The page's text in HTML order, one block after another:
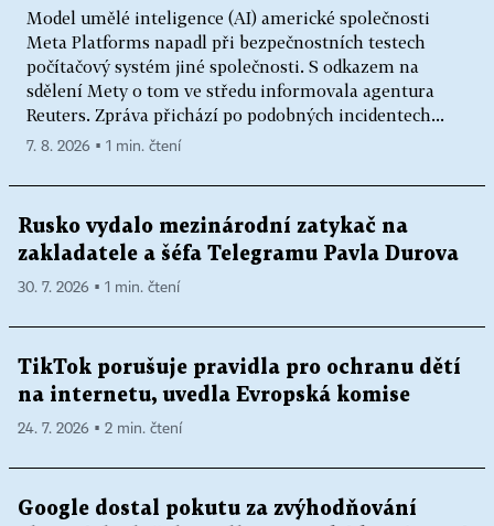
Model umělé inteligence (AI) americké společnosti
Meta Platforms napadl při bezpečnostních testech
počítačový systém jiné společnosti. S odkazem na
sdělení Mety o tom ve středu informovala agentura
Reuters. Zpráva přichází po podobných incidentech...
7. 8. 2026 ▪ 1 min. čtení
Rusko vydalo mezinárodní zatykač na
zakladatele a šéfa Telegramu Pavla Durova
30. 7. 2026 ▪ 1 min. čtení
TikTok porušuje pravidla pro ochranu dětí
na internetu, uvedla Evropská komise
24. 7. 2026 ▪ 2 min. čtení
Google dostal pokutu za zvýhodňování